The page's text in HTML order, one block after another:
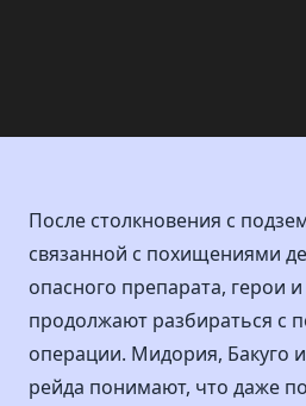
После столкновения с
связанной с похищениями
опасного препарата, герои
продолжают разбираться с
операции. Мидория, Бакуго
рейда понимают, что даже